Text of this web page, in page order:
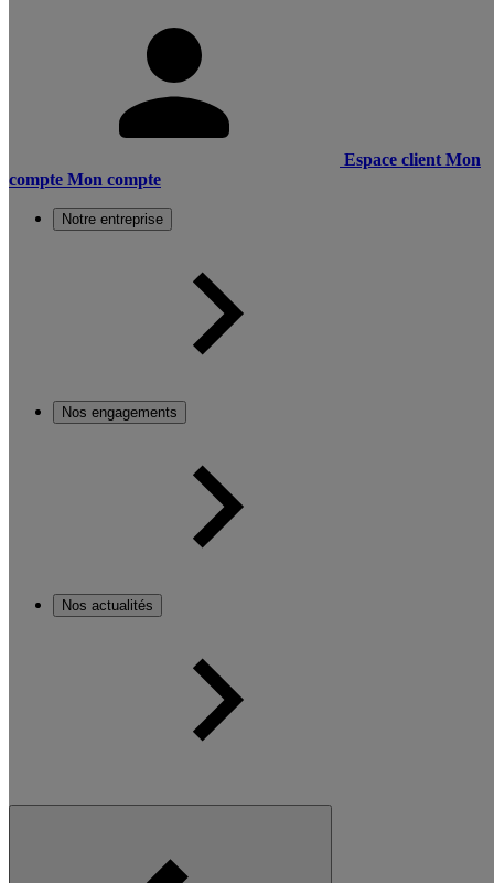
Espace client Mon
compte Mon compte
Notre entreprise
Nos engagements
Nos actualités